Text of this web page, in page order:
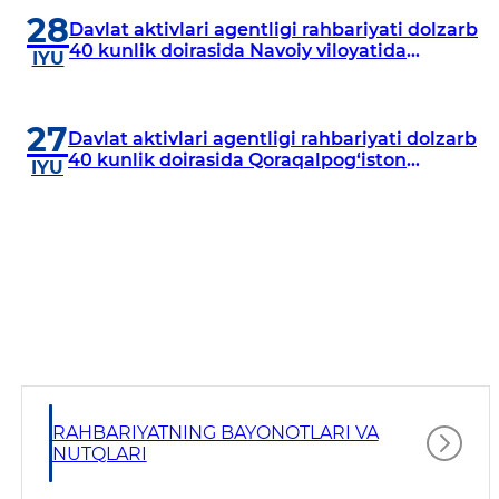
28
IYU
Davlat aktivlari agentligi rahbariyati dolzarb
40 kunlik doirasida Navoiy viloyatida
27
IYU
Davlat aktivlari agentligi rahbariyati dolzarb
40 kunlik doirasida Qoraqalpog‘iston
RAHBARIYATNING BAYONOTLARI VA
NUTQLARI